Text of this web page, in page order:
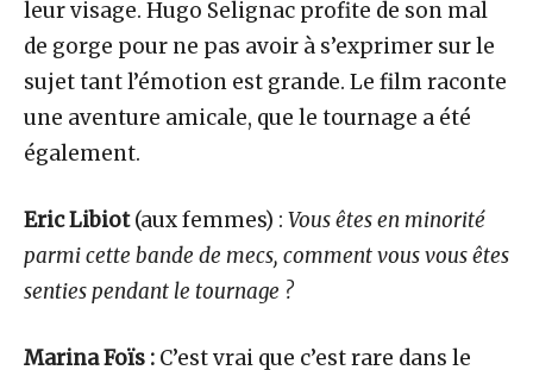
leur visage. Hugo Selignac profite de son mal
de gorge pour ne pas avoir à s’exprimer sur le
sujet tant l’émotion est grande. Le film raconte
une aventure amicale, que le tournage a été
également.
Eric Libiot(aux femmes) : Vous êtes en minorité
parmi cette bande de mecs, comment vous vous êtes
senties pendant le tournage ?
Marina Foïs : C’est vrai que c’est rare dans le